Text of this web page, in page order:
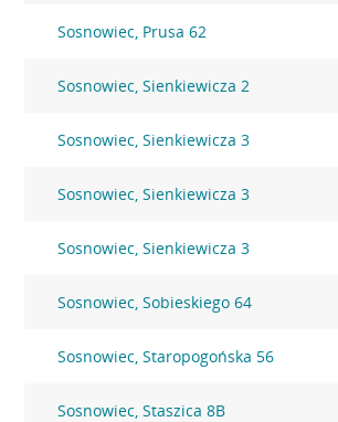
Sosnowiec, Prusa 62
Sosnowiec, Sienkiewicza 2
Sosnowiec, Sienkiewicza 3
Sosnowiec, Sienkiewicza 3
Sosnowiec, Sienkiewicza 3
Sosnowiec, Sobieskiego 64
Sosnowiec, Staropogońska 56
Sosnowiec, Staszica 8B